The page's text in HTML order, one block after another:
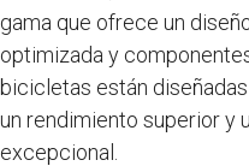
gama que ofrece un
optimizada y
bicicletas están
un rendimiento superior y
excepcional.